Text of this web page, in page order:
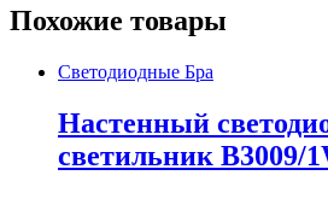
Похожие товары
Светодиодные Бра
Настенный
светильник B3009/